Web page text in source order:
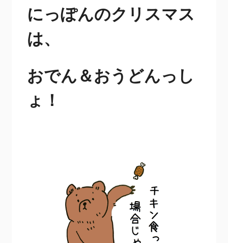
にっぽんのクリスマス
は、
おでん＆おうどんっし
ょ！